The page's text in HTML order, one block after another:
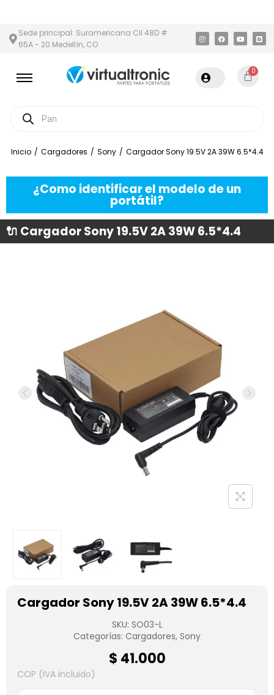
Sede principal: Suramericana Cll 48D #
65A - 20 Medellín, CO
0
Inicio / Cargadores / Sony / Cargador Sony 19.5V 2A 39W 6.5*4.4
¿Como identificar el modelo de un
portátil?
🔌 Cargador Sony 19.5V 2A 39W 6.5*4.4
Cargador Sony 19.5V 2A 39W 6.5*4.4
SKU: SO03-L
Categorías: Cargadores, Sony
$ 41.000
COP (IVA incluido)